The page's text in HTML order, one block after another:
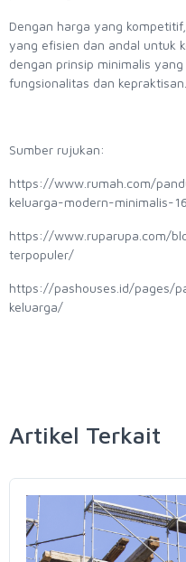
Dengan harga yang kompetitif,
yang efisien dan andal untuk
dengan prinsip minimalis
fungsionalitas dan kepraktisan.
Sumber rujukan:
https://www.rumah.com/
keluarga-modern-minimalis-
https://www.ruparupa.com/
terpopuler/
https://pashouses.id/pages/
keluarga/
Artikel Terkait